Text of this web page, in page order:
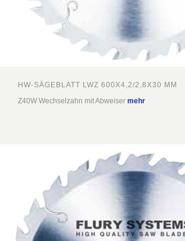
HW-SÄGEBLATT LWZ 600X4,2/2,8X30 MM
Z40W Wechselzahn mit Abweiser mehr